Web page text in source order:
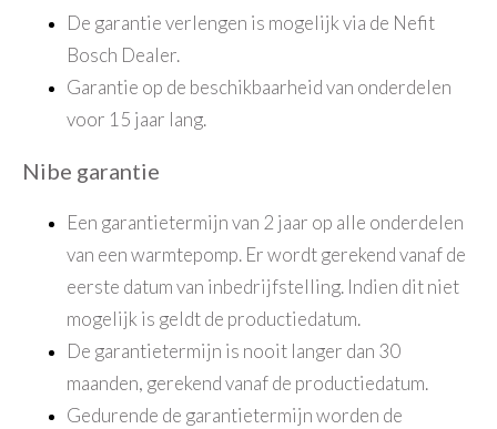
De garantie verlengen is mogelijk via de Nefit
Bosch Dealer.
Garantie op de beschikbaarheid van onderdelen
voor 15 jaar lang.
Nibe garantie
Een garantietermijn van 2 jaar op alle onderdelen
van een warmtepomp. Er wordt gerekend vanaf de
eerste datum van inbedrijfstelling. Indien dit niet
mogelijk is geldt de productiedatum.
De garantietermijn is nooit langer dan 30
maanden, gerekend vanaf de productiedatum.
Gedurende de garantietermijn worden de